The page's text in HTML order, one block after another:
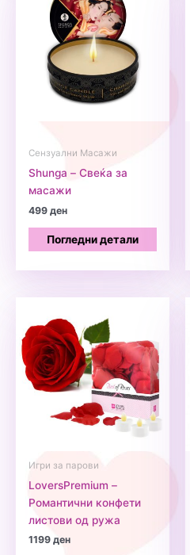
Сензуални Масажи
Shunga – Свеќа за
масажи
499ден
Погледни детали
Игри за парови
LoversPremium –
Романтични конфети
листови од ружа
1199ден